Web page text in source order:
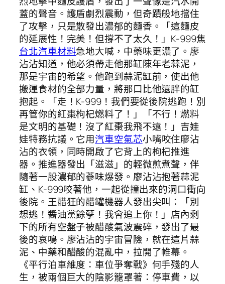
蓋的聲音。護盾劇烈震動，但奇蹟般地擋住
了攻擊，只是散發出濃郁的麵香。「這麵皮
的延展性！完美！但撐不了太久！」K-999焦
台北汽車材料急地大喊，中藥味更濃了。廖
沾沾知道，他必須帶走他那缸陳年老蒜泥，
那是宇宙的希望。他跑到蒜泥缸前，使出他
搬運食材的全部力量，將那口比他還胖的缸
抱起。「走！K-999！我們要從後院逃跑！別
再管你的紅棗枸杞燃料了！」「不行！燃料
是文明的基礎！沒了紅棗我飛不遠！」吉娃
娃特務抗議。它用汽車空氣芯小嘴咬住廖沾
沾的衣領，同時開啟了它背上的枸杞推進
器。推進器發出「滋滋」的輕微煎煮聲，伴
隨著一股濃郁的蔘味爆發。廖沾沾抱著蒜泥
缸、K-999咬著他，一起從撞出來的洞口衝向
後院。王醋狂的醋罐機器人發出尖叫：「別
想逃！醬油黨餘孽！我會追上你！」店內剩
下的所有空盤子被醋酸氣波震碎，發出了最
後的哀鳴。廖沾沾的宇宙冒險，就在這片蒜
泥、中藥和醋酸的混亂中，拉開了帷幕。
《平行泊車維度：車位爭奪戰》何手殘的人
生，被兩個巨大的陰影籠罩著：停車費，以